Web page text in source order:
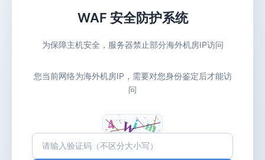
WAF 安全防护系统
为保障主机安全，服务器禁止部分海外机房IP访问
您当前网络为海外机房IP，需要对您身份鉴定后才能访
问